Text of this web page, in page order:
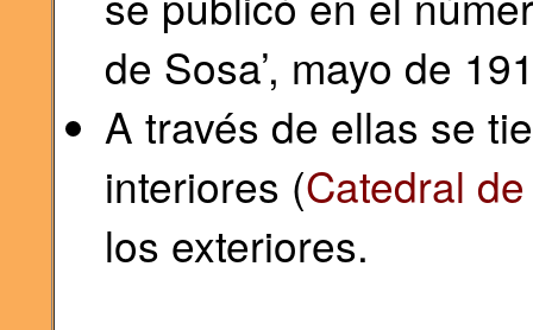
de Sosa’, mayo de
A través de ellas se
interiores (Catedral
los exteriores.